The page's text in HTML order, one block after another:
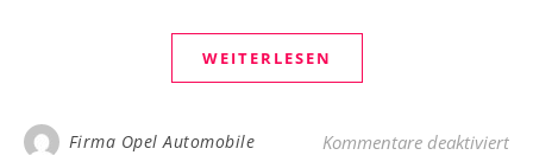
WEITERLESEN
Firma Opel Automobile Kommentare deaktiviertfür